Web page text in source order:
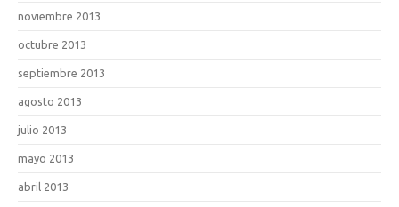
noviembre 2013
octubre 2013
septiembre 2013
agosto 2013
julio 2013
mayo 2013
abril 2013